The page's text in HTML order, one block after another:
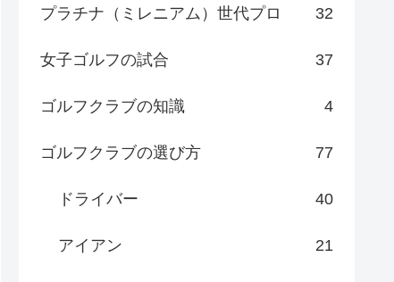
プラチナ（ミレニアム）世代プロ 32
女子ゴルフの試合 37
ゴルフクラブの知識 4
ゴルフクラブの選び方 77
ドライバー 40
アイアン 21